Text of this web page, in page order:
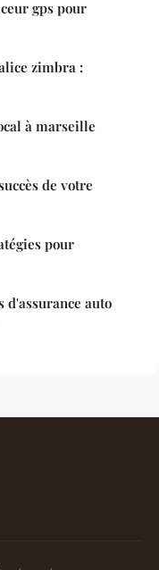
gps pour
zimbra :
à marseille
de votre
pour
auto